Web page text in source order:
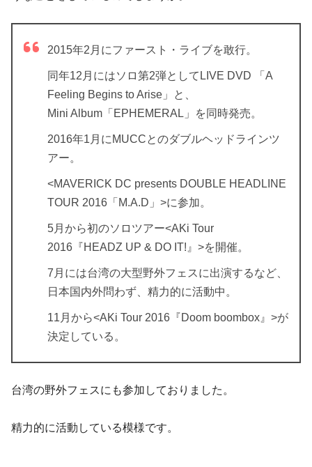
2015年2月にファースト・ライブを敢行。
同年12月にはソロ第2弾としてLIVE DVD 「A
Feeling Begins to Arise」と、
Mini Album「EPHEMERAL」を同時発売。
2016年1月にMUCCとのダブルヘッドラインツ
アー。
<MAVERICK DC presents DOUBLE HEADLINE
TOUR 2016「M.A.D」>に参加。
5月から初のソロツアー<AKi Tour
2016『HEADZ UP & DO IT!』>を開催。
7月には台湾の大型野外フェスに出演するなど、
日本国内外問わず、精力的に活動中。
11月から<AKi Tour 2016『Doom boombox』>が
決定している。
台湾の野外フェスにも参加しておりました。
精力的に活動している模様です。